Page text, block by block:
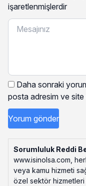
işaretlenmişlerdir
Daha sonraki
posta adresim ve site
Sorumluluk Reddi
www.isinolsa.com,
veya kamu hizmeti
özel sektör hizmetleri